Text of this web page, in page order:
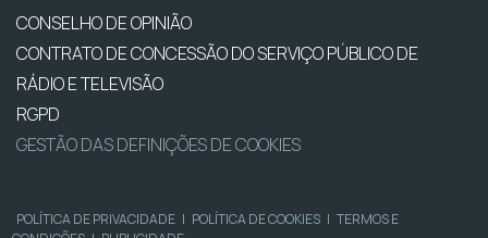
CONSELHO DE OPINIÃO
CONTRATO DE CONCESSÃO DO SERVIÇO PÚBLICO DE
RÁDIO E TELEVISÃO
RGPD
GESTÃO DAS DEFINIÇÕES DE COOKIES
POLÍTICA DE PRIVACIDADE | POLÍTICA DE COOKIES | TERMOS E